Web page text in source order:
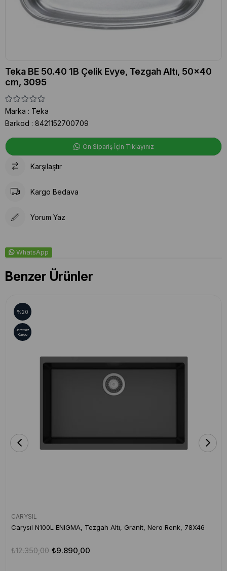
Teka BE 50.40 1B Çelik Evye, Tezgah Altı, 50x40
cm, 3095
Marka : Teka
Barkod : 8421152700709
Ön Sipariş İçin Tıklayınız
Karşılaştır
Kargo Bedava
Yorum Yaz
WhatsApp
Benzer Ürünler
CARYSIL
Carysıl N100L ENIGMA, Tezgah Altı, Granit, Nero Renk, 78X46
₺9.890,00
₺12.350,00
%20
Ücretsiz
Kargo